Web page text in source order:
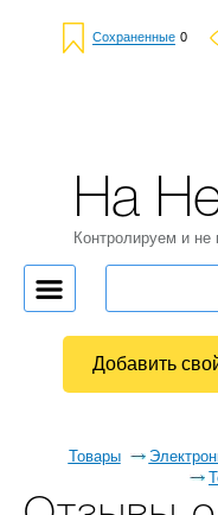
Сохраненные 0
Товары
На
Контролируем и не
Добавить